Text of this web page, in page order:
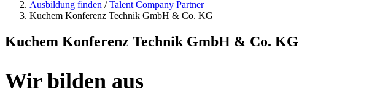
Ausbildung finden /Talent Company Partner
Kuchem Konferenz Technik GmbH & Co. KG
Kuchem Konferenz Technik GmbH & Co. KG
Wir bilden aus